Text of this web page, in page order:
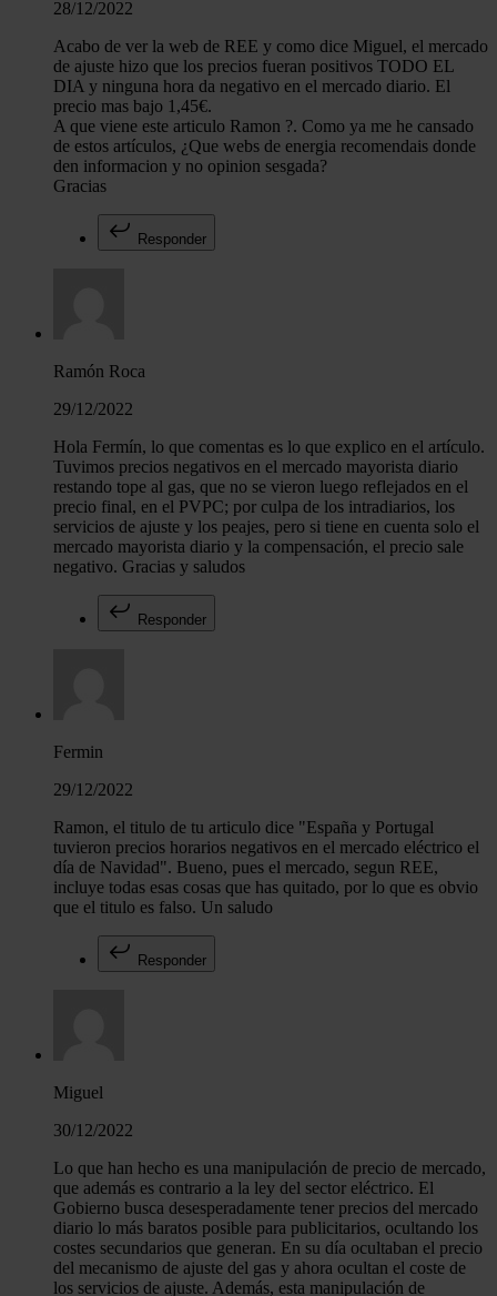
28/12/2022
Acabo de ver la web de REE y como dice Miguel, el mercado
de ajuste hizo que los precios fueran positivos TODO EL
DIA y ninguna hora da negativo en el mercado diario. El
precio mas bajo 1,45€.
A que viene este articulo Ramon ?. Como ya me he cansado
de estos artículos, ¿Que webs de energia recomendais donde
den informacion y no opinion sesgada?
Gracias
Responder
Ramón Roca
29/12/2022
Hola Fermín, lo que comentas es lo que explico en el artículo.
Tuvimos precios negativos en el mercado mayorista diario
restando tope al gas, que no se vieron luego reflejados en el
precio final, en el PVPC; por culpa de los intradiarios, los
servicios de ajuste y los peajes, pero si tiene en cuenta solo el
mercado mayorista diario y la compensación, el precio sale
negativo. Gracias y saludos
Responder
Fermin
29/12/2022
Ramon, el titulo de tu articulo dice "España y Portugal
tuvieron precios horarios negativos en el mercado eléctrico el
día de Navidad". Bueno, pues el mercado, segun REE,
incluye todas esas cosas que has quitado, por lo que es obvio
que el titulo es falso. Un saludo
Responder
Miguel
30/12/2022
Lo que han hecho es una manipulación de precio de mercado,
que además es contrario a la ley del sector eléctrico. El
Gobierno busca desesperadamente tener precios del mercado
diario lo más baratos posible para publicitarios, ocultando los
costes secundarios que generan. En su día ocultaban el precio
del mecanismo de ajuste del gas y ahora ocultan el coste de
los servicios de ajuste. Además, esta manipulación de